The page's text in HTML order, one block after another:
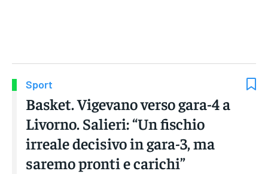
Sport
Basket. Vigevano verso gara-4 a
Livorno. Salieri: “Un fischio
irreale decisivo in gara-3, ma
saremo pronti e carichi”